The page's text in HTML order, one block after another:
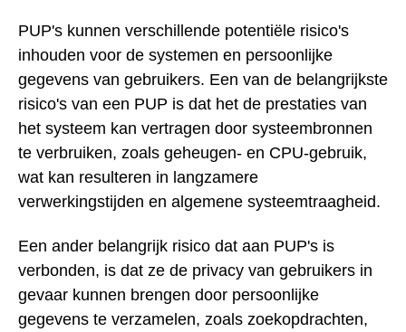
PUP's kunnen verschillende potentiële risico's
inhouden voor de systemen en persoonlijke
gegevens van gebruikers. Een van de belangrijkste
risico's van een PUP is dat het de prestaties van
het systeem kan vertragen door systeembronnen
te verbruiken, zoals geheugen- en CPU-gebruik,
wat kan resulteren in langzamere
verwerkingstijden en algemene systeemtraagheid.
Een ander belangrijk risico dat aan PUP's is
verbonden, is dat ze de privacy van gebruikers in
gevaar kunnen brengen door persoonlijke
gegevens te verzamelen, zoals zoekopdrachten,